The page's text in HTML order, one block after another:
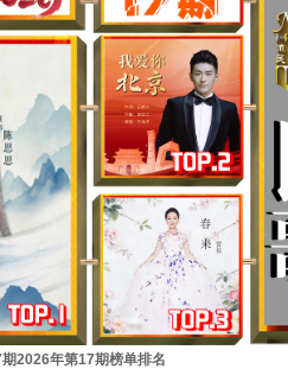
期2026年第17期榜单排名